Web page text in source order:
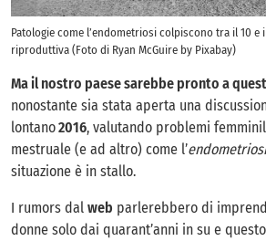
Patologie come l’endometriosi colpiscono tra il 10 e
riproduttiva (Foto di Ryan McGuire by Pixabay)
Ma il nostro paese sarebbe pronto a
nonostante sia stata aperta una
lontano2016, valutando problemi
mestruale (e ad altro) come l’endometriosi
situazione è in stallo.
I rumors dal web parlerebbero di
donne solo dai quarant’anni in su e